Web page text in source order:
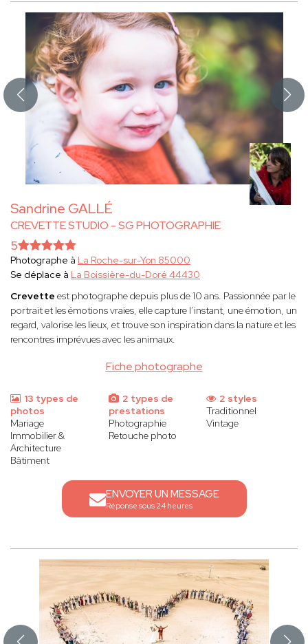
Sandrine GALLÉ
CREVETTE STUDIO - SG PHOTOGRAPHIE
Fiche photographe
5
Photographe à La Roche-sur-Yon 85000
Se déplace à La Boissière-du-Doré 44430
Crevette est photographe depuis plus de 10 ans. Passionnée par le
portrait et les émotions vraies, elle capture l’instant, une émotion, un
regard, valorise les lieux, et trouve son inspiration dans la nature et les
rencontres imprévues avec les animaux.
13 types de
photos
Mariage
Immobilier &
Architecture
Bâtiment
2 types de
prestations
Photographie
Retouche photo
2 styles
Traditionnel
Vintage
ENVOYER UN MESSAGE
Réponse sous 24 heures